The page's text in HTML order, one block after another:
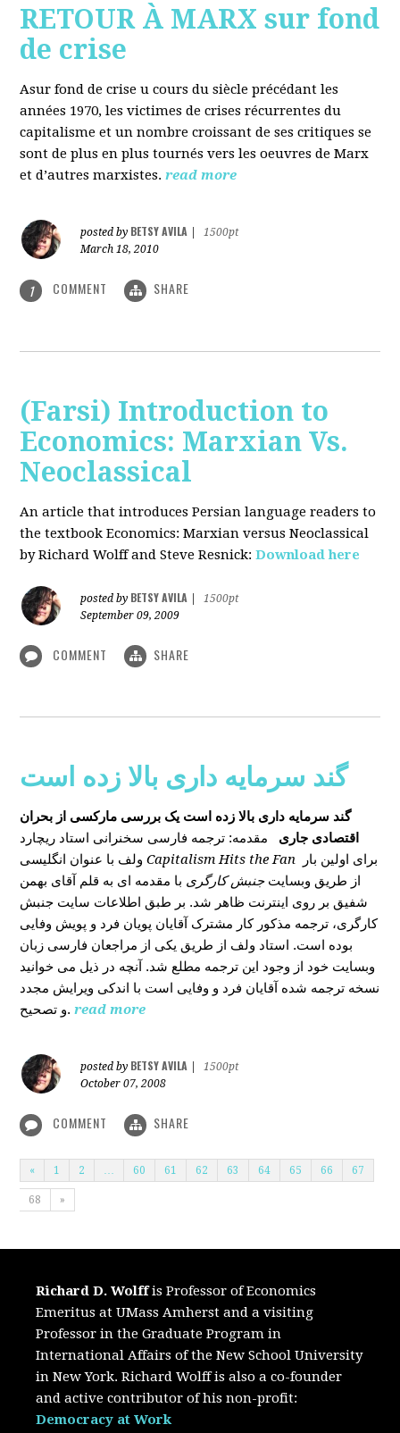
RETOUR À MARX sur fond
de crise
Asur fond de crise u cours du siècle précédant les
années 1970, les victimes de crises récurrentes du
capitalisme et un nombre croissant de ses critiques se
sont de plus en plus tournés vers les oeuvres de Marx
et d’autres marxistes. read more
posted by BETSY AVILA
1500pt
March 18, 2010
1 COMMENT SHARE
(Farsi) Introduction to
Economics: Marxian Vs.
Neoclassical
An article that introduces Persian language readers to
the textbook Economics: Marxian versus Neoclassical
by Richard Wolff and Steve Resnick:Download here
posted by BETSY AVILA
1500pt
September 09, 2009
COMMENT SHARE
گند سرمایه داری بالا زده است
گند سرمایه داری بالا زده است یک بررسی مارکسی از بحران
اقتصادی جاری
مقدمه: ترجمه فارسی سخنرانی استاد ریچارد
ولف با عنوان انگلیسیCapitalism Hits the Fan
از طریق وبسایتجنبش کارگری با مقدمه ای به قلم آقای بهمن
شفیق بر روی اینترنت ظاهر شد. بر طبق اطلاعات سایت جنبش
کارگری، ترجمه مذکور کار مشترک آقایان پویان فرد و پویش وفایی
بوده است. استاد ولف از طریق یکی از مراجعان فارسی زبان
وبسایت خود از وجود این ترجمه مطلع شد. آنچه در ذیل می خوانید
نسخه ترجمه شده آقایان فرد و وفایی است با اندکی ویرایش مجدد
و تصحیح. read more
posted by BETSY AVILA
1500pt
October 07, 2008
COMMENT SHARE
« 1 2 60 61 62 63 64 65 66 67
68 »
Richard D. Wolffis Professor of Economics
Emeritus at UMass Amherst and a visiting
Professor in the Graduate Program in
International Affairs of the New School University
in New York. Richard Wolff is also a co-founder
and active contributor of his non-profit:
Democracy at Work